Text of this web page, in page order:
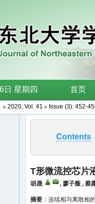
2020, Vol. 41 Issue (3): 452-
Contents
T形微流控芯片
胡晟 , 廖子薇 , 蔡
摘要 ：连续相与离散相